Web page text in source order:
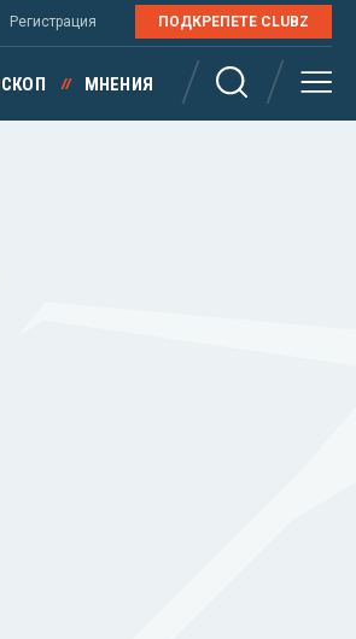
Регистрация ПОДКРЕПЕТЕ CLUBZ
МНЕНИЯ